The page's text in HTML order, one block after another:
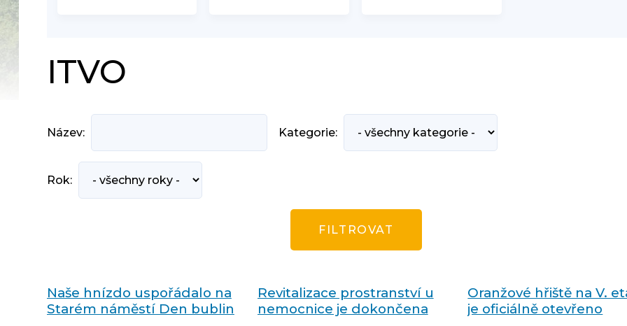
ITVO
Název: Kategorie:
Rok:
Naše hnízdo uspořádalo na
Starém náměstí Den bublin
Revitalizace prostranství u
nemocnice je dokončena
Oranžové hřiště na V.
je oficiálně otevřeno